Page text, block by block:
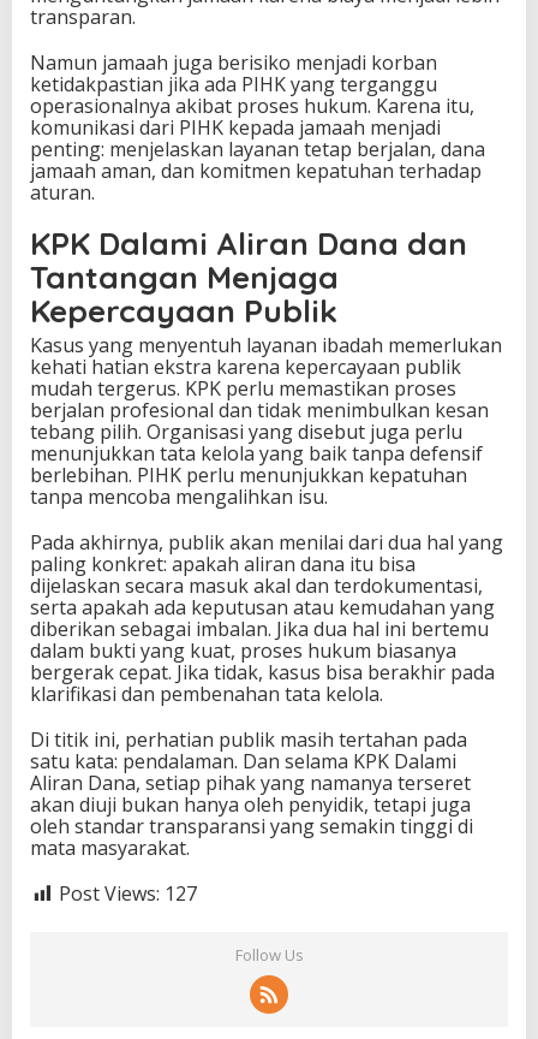
transparan.
Namun jamaah juga berisiko menjadi korban
ketidakpastian jika ada PIHK yang terganggu
operasionalnya akibat proses hukum. Karena itu,
komunikasi dari PIHK kepada jamaah menjadi
penting: menjelaskan layanan tetap berjalan, dana
jamaah aman, dan komitmen kepatuhan terhadap
aturan.
KPK Dalami Aliran Dana dan
Tantangan Menjaga
Kepercayaan Publik
Kasus yang menyentuh layanan ibadah memerlukan
kehati hatian ekstra karena kepercayaan publik
mudah tergerus. KPK perlu memastikan proses
berjalan profesional dan tidak menimbulkan kesan
tebang pilih. Organisasi yang disebut juga perlu
menunjukkan tata kelola yang baik tanpa defensif
berlebihan. PIHK perlu menunjukkan kepatuhan
tanpa mencoba mengalihkan isu.
Pada akhirnya, publik akan menilai dari dua hal yang
paling konkret: apakah aliran dana itu bisa
dijelaskan secara masuk akal dan terdokumentasi,
serta apakah ada keputusan atau kemudahan yang
diberikan sebagai imbalan. Jika dua hal ini bertemu
dalam bukti yang kuat, proses hukum biasanya
bergerak cepat. Jika tidak, kasus bisa berakhir pada
klarifikasi dan pembenahan tata kelola.
Di titik ini, perhatian publik masih tertahan pada
satu kata: pendalaman. Dan selama KPK Dalami
Aliran Dana, setiap pihak yang namanya terseret
akan diuji bukan hanya oleh penyidik, tetapi juga
oleh standar transparansi yang semakin tinggi di
mata masyarakat.
Post Views: 127
Follow Us